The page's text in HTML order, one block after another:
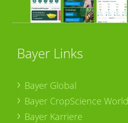
Bayer Links
Bayer Global
Bayer CropScience World
Bayer Karriere